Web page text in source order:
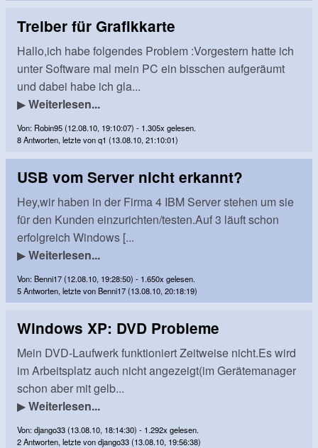
Treiber für Grafikkarte
Hallo,ich habe folgendes Problem :Vorgestern hatte ich
unter Software mal mein PC ein bisschen aufgeräumt
und dabei habe ich gla...
▶Weiterlesen...
Von: Robin95 (12.08.10, 19:10:07) - 1.305x gelesen.
8 Antworten, letzte von q1 (13.08.10, 21:10:01)
USB vom Server nicht erkannt?
Hey,wir haben in der Firma 4 IBM Server stehen um sie
für den Kunden einzurichten/testen.Auf 3 läuft schon
erfolgreich Windows [...
▶Weiterlesen...
Von: Benni17 (12.08.10, 19:28:50) - 1.650x gelesen.
5 Antworten, letzte von Benni17 (13.08.10, 20:18:19)
Windows XP: DVD Probleme
Mein DVD-Laufwerk funktioniert Zeitweise nicht.Es wird
im Arbeitsplatz auch nicht angezeigt(im Gerätemanager
schon aber mit gelb...
▶Weiterlesen...
Von: django33 (13.08.10, 18:14:30) - 1.292x gelesen.
2 Antworten, letzte von django33 (13.08.10, 19:56:38)